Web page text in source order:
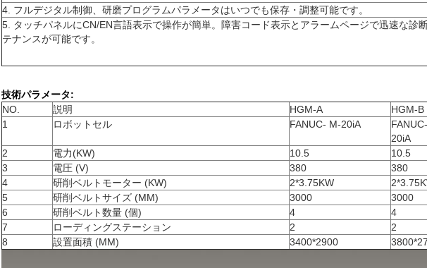
4. フルデジタル制御、研磨プログラムパラメータはいつでも保存・調整可能です。
5. タッチパネルにCN/EN言語表示で操作が簡単。障害コード表示とアラームページで迅速な診
テナンスが可能です。
技術パラメータ:
NO.
説明 HGM-A
HGM-B
1
ロボットセル FANUC- M-20iA
20iA
2
電力(KW) 10.5
10.5
3
電圧 (V) 380
380
4
研削ベルトモーター (KW) 2*3.75KW
5
研削ベルトサイズ (MM) 3000
3000
6
研削ベルト数量 (個) 4
4
7
ローディングステーション 2
2
8
設置面積 (MM) 3400*2900